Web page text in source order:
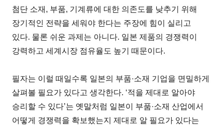
첨단 소재, 부품, 기계류에 대한 의존도를 낮추기 위해
장기적인 전략을 세워야 한다는 주장에 힘이 실리고
있다. 물론 쉬운 과제는 아니다. 일본 제품의 경쟁력이
강력하고 세계시장 점유율도 높기 때문이다.
필자는 이럴 때일수록 일본의 부품·소재 기업을 면밀하게
살펴볼 필요가 있다고 생각한다. ‘적을 제대로 알아야
승리할 수 있다’는 옛말처럼 일본이 부품·소재 산업에서
어떻게 경쟁력을 확보했는지 제대로 알 필요가 있다는